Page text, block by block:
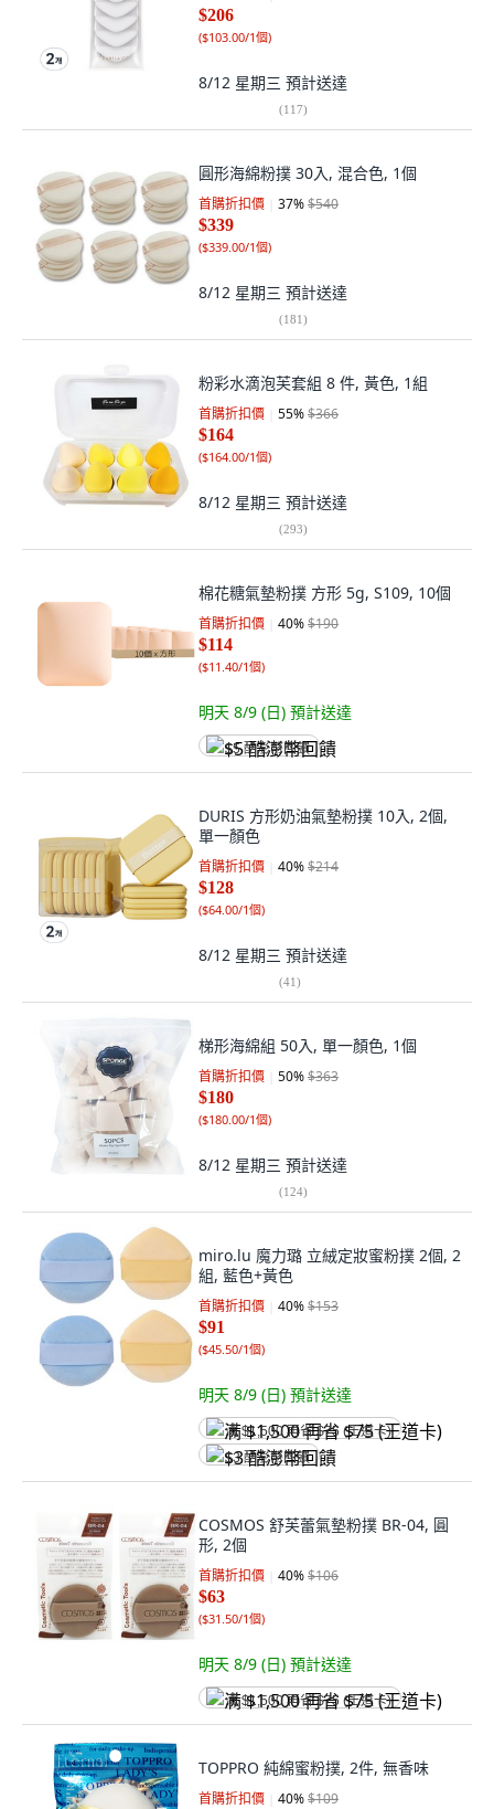
$206
($103.00/1個)
8/12 星期三 預計送達
(117)
圓形海綿粉撲 30入, 混合色, 1個
首購折扣價 37%$540
$339
($339.00/1個)
8/12 星期三 預計送達
(181)
粉彩水滴泡芙套組 8 件, 黃色, 1組
首購折扣價 55%$366
$164
($164.00/1個)
8/12 星期三 預計送達
(293)
棉花糖氣墊粉撲 方形 5g, S109, 10個
首購折扣價 40%$190
$114
($11.40/1個)
明天 8/9 (日) 預計送達
$5 酷澎幣回饋
DURIS 方形奶油氣墊粉撲 10入, 2個,
單一顏色
首購折扣價 40%$214
$128
($64.00/1個)
8/12 星期三 預計送達
(41)
梯形海綿組 50入, 單一顏色, 1個
首購折扣價 50%$363
$180
($180.00/1個)
8/12 星期三 預計送達
(124)
miro.lu 魔力璐 立絨定妝蜜粉撲 2個, 2
組, 藍色+黃色
首購折扣價 40%$153
$91
($45.50/1個)
明天 8/9 (日) 預計送達
满 $1,500 再省 $75 (王道卡)
$3 酷澎幣回饋
COSMOS 舒芙蕾氣墊粉撲 BR-04, 圓
形, 2個
首購折扣價 40%$106
$63
($31.50/1個)
明天 8/9 (日) 預計送達
满 $1,500 再省 $75 (王道卡)
TOPPRO 純綿蜜粉撲, 2件, 無香味
首購折扣價 40%$109